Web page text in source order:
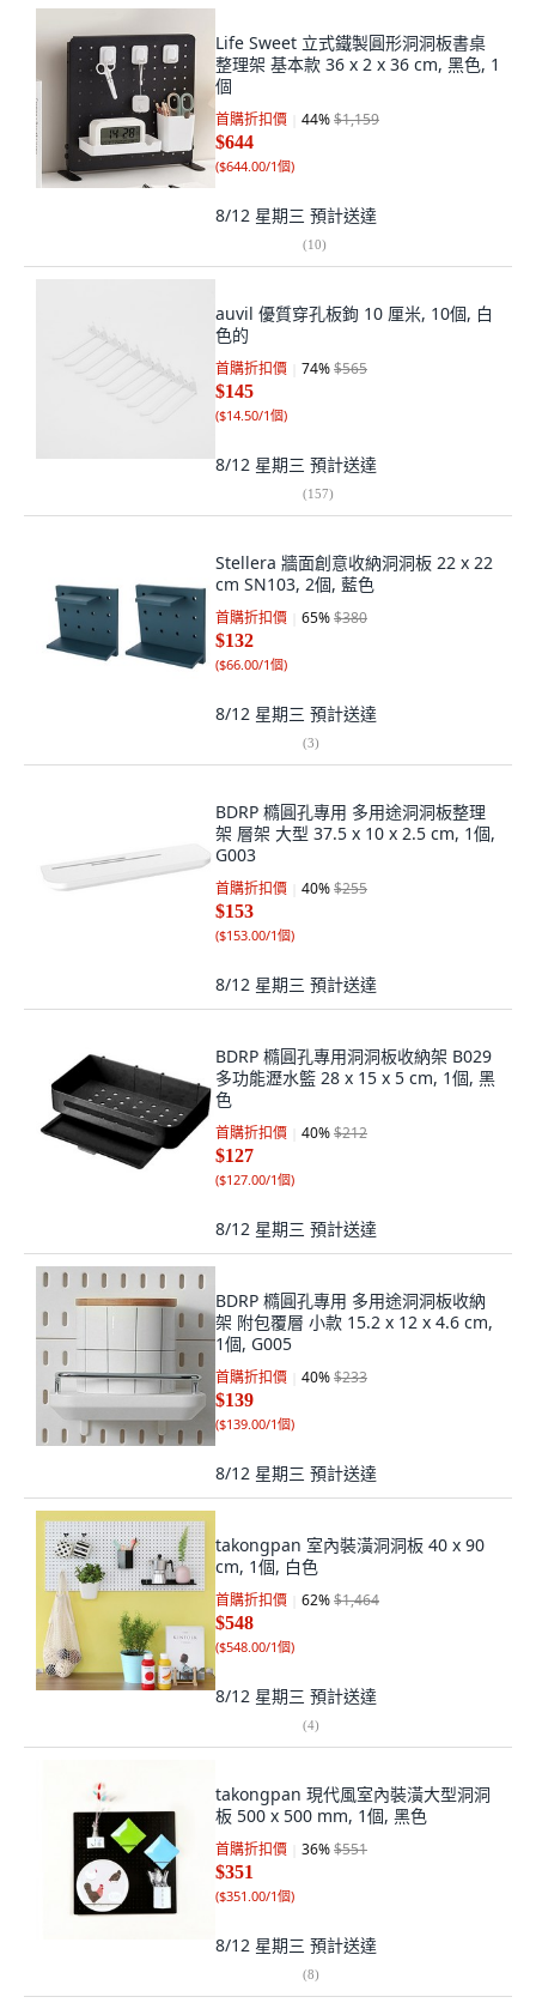
Life Sweet 立式鐵製圓形洞洞板書桌
整理架 基本款 36 x 2 x 36 cm, 黑色, 1
個
首購折扣價 44%$1,159
$644
($644.00/1個)
8/12 星期三 預計送達
(10)
auvil 優質穿孔板鉤 10 厘米, 10個, 白
色的
首購折扣價 74%$565
$145
($14.50/1個)
8/12 星期三 預計送達
(157)
Stellera 牆面創意收納洞洞板 22 x 22
cm SN103, 2個, 藍色
首購折扣價 65%$380
$132
($66.00/1個)
8/12 星期三 預計送達
(3)
BDRP 橢圓孔專用 多用途洞洞板整理
架 層架 大型 37.5 x 10 x 2.5 cm, 1個,
G003
首購折扣價 40%$255
$153
($153.00/1個)
8/12 星期三 預計送達
BDRP 橢圓孔專用洞洞板收納架 B029
多功能瀝水籃 28 x 15 x 5 cm, 1個, 黑
色
首購折扣價 40%$212
$127
($127.00/1個)
8/12 星期三 預計送達
BDRP 橢圓孔專用 多用途洞洞板收納
架 附包覆層 小款 15.2 x 12 x 4.6 cm,
1個, G005
首購折扣價 40%$233
$139
($139.00/1個)
8/12 星期三 預計送達
takongpan 室內裝潢洞洞板 40 x 90
cm, 1個, 白色
首購折扣價 62%$1,464
$548
($548.00/1個)
8/12 星期三 預計送達
(4)
takongpan 現代風室內裝潢大型洞洞
板 500 x 500 mm, 1個, 黑色
首購折扣價 36%$551
$351
($351.00/1個)
8/12 星期三 預計送達
(8)